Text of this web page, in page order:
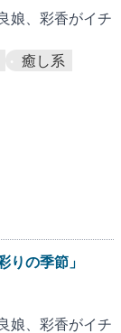
娘、彩香がイチ
癒し系
りの季節」
娘、彩香がイチ